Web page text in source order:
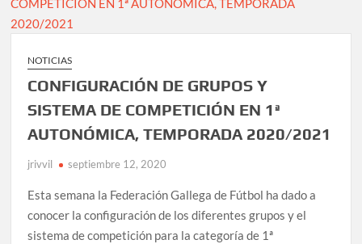
NOTICIAS
CONFIGURACIÓN DE GRUPOS Y
SISTEMA DE COMPETICIÓN EN 1ª
AUTONÓMICA, TEMPORADA 2020/2021
jrivvil septiembre 12, 2020
Esta semana la Federación Gallega de Fútbol ha dado a
conocer la configuración de los diferentes grupos y el
sistema de competición para la categoría de 1ª